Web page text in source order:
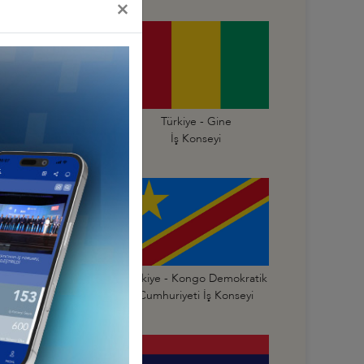
Türkiye - Gine
İş Konseyi
Türkiye - Kongo
İş Konseyi
Türkiye - Kongo Demokratik
Cumhuriyeti İş Konseyi
×